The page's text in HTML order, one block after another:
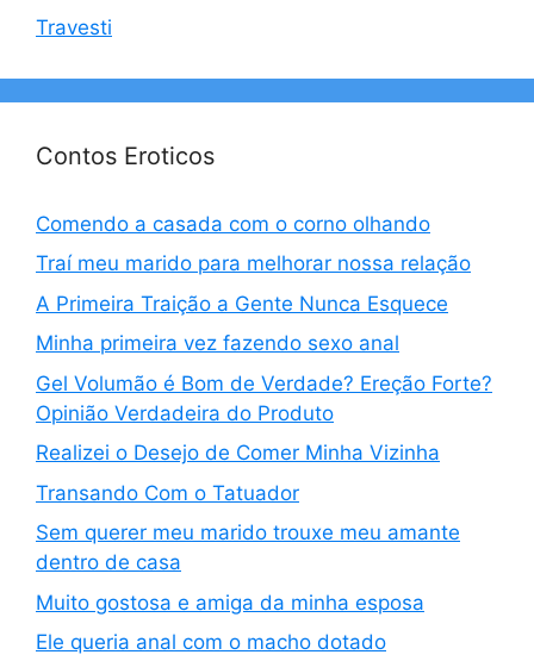
Travesti
Contos Eroticos
Comendo a casada com o corno olhando
Traí meu marido para melhorar nossa relação
A Primeira Traição a Gente Nunca Esquece
Minha primeira vez fazendo sexo anal
Gel Volumão é Bom de Verdade? Ereção Forte?
Opinião Verdadeira do Produto
Realizei o Desejo de Comer Minha Vizinha
Transando Com o Tatuador
Sem querer meu marido trouxe meu amante
dentro de casa
Muito gostosa e amiga da minha esposa
Ele queria anal com o macho dotado